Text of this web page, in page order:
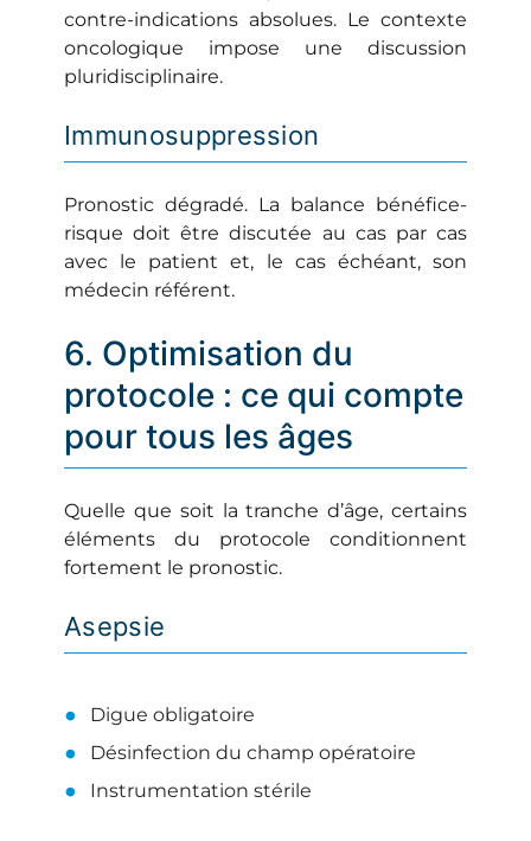
contre-indications absolues. Le contexte
oncologique impose une discussion
pluridisciplinaire.
Immunosuppression
Pronostic dégradé. La balance bénéfice-
risque doit être discutée au cas par cas
avec le patient et, le cas échéant, son
médecin référent.
6. Optimisation du
protocole : ce qui compte
pour tous les âges
Quelle que soit la tranche d’âge, certains
éléments du protocole conditionnent
fortement le pronostic.
Asepsie
Digue obligatoire
Désinfection du champ opératoire
Instrumentation stérile